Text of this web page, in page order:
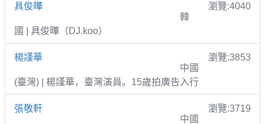
具俊曄
瀏覽:4040
韓
國 | 具俊曄（DJ.koo）
楊謹華
瀏覽:3853
中國
(臺灣) | 楊謹華，臺灣演員。15歲拍廣告入行
張敬軒
瀏覽:3719
中國